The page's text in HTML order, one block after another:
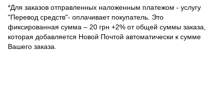
*Для заказов отправленных наложенным платежом - услугу
"Перевод средств"- оплачивает покупатель. Это
фиксированная сумма – 20 грн +2% от общей суммы заказа,
которая добавляется Новой Почтой автоматически к сумме
Вашего заказа.